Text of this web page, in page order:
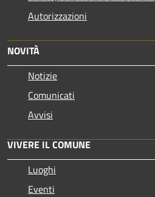
Autorizzazioni
NOVITÀ
Notizie
Comunicati
Avvisi
VIVERE IL COMUNE
Luoghi
Eventi